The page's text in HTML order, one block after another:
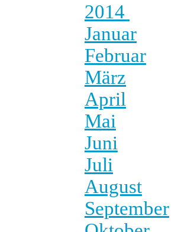
2014
Januar
Februar
März
April
Mai
Juni
Juli
August
September